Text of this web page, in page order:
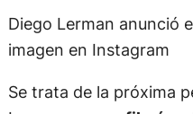
Diego Lerman anunció
imagen en Instagram
Se trata de la próxima